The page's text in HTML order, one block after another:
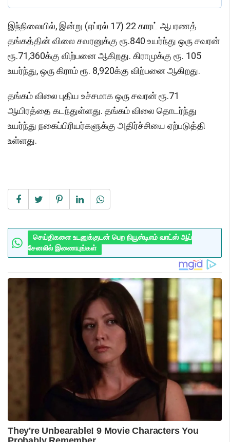
இந்நிலையில், இன்று (ஏப்ரல் 17) 22 காரட் ஆபரணத்
தங்கத்தின் விலை சவரனுக்கு ரூ.840 உயர்ந்து ஒரு சவரன்
ரூ.71,360க்கு விற்பனை ஆகிறது. கிராமுக்கு ரூ. 105
உயர்ந்து, ஒரு கிராம் ரூ. 8,920க்கு விற்பனை ஆகிறது.
தங்கம் விலை புதிய உச்சமாக ஒரு சவரன் ரூ.71
ஆயிரத்தை கடந்துள்ளது. தங்கம் விலை தொடர்ந்து
உயர்ந்து நகைப்பிரியர்களுக்கு அதிர்ச்சியை ஏற்படுத்தி
உள்ளது.
செய்திகளை உடனுக்குடன் பெற நியூஸ்டிஎம் வாட்ஸ் ஆப்
சேனலில் இணையுங்கள்